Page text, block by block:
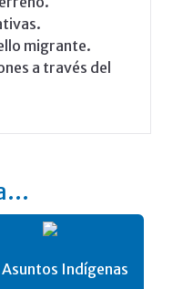
migrante.
a través del
Asuntos Indígenas